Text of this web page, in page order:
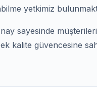
yetkimiz
sayesinde
kalite güvencesine